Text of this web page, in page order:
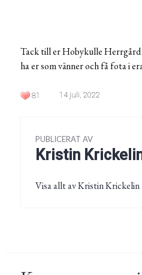
Tack till er Hobykulle
ha er som vänner och få fota i
81 14 juli, 2022
PUBLICERAT AV
Kristin
Visa allt av Kristin Krickelin